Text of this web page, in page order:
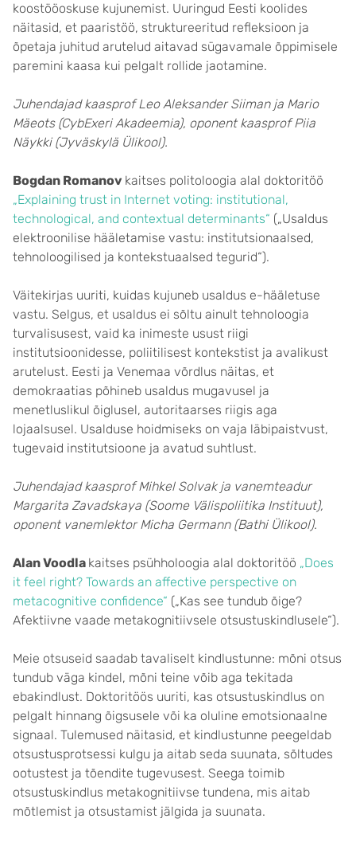
koostööoskuse kujunemist. Uuringud Eesti koolides
näitasid, et paaristöö, struktureeritud refleksioon ja
õpetaja juhitud arutelud aitavad sügavamale õppimisele
paremini kaasa kui pelgalt rollide jaotamine.
Juhendajad kaasprof Leo Aleksander Siiman ja Mario
Mäeots (CybExeri Akadeemia), oponent kaasprof Piia
Näykki (Jyväskylä Ülikool).
Bogdan Romanov kaitses politoloogia alal doktoritöö
„Explaining trust in Internet voting: institutional,
technological, and contextual determinants“ („Usaldus
elektroonilise hääletamise vastu: institutsionaalsed,
tehnoloogilised ja kontekstuaalsed tegurid“).
Väitekirjas uuriti, kuidas kujuneb usaldus e-hääletuse
vastu. Selgus, et usaldus ei sõltu ainult tehnoloogia
turvalisusest, vaid ka inimeste usust riigi
institutsioonidesse, poliitilisest kontekstist ja avalikust
arutelust. Eesti ja Venemaa võrdlus näitas, et
demokraatias põhineb usaldus mugavusel ja
menetluslikul õiglusel, autoritaarses riigis aga
lojaalsusel. Usalduse hoidmiseks on vaja läbipaistvust,
tugevaid institutsioone ja avatud suhtlust.
Juhendajad kaasprof Mihkel Solvak ja vanemteadur
Margarita Zavadskaya (Soome Välispoliitika Instituut),
oponent vanemlektor Micha Germann (Bathi Ülikool).
Alan Voodla kaitses psühholoogia alal doktoritöö „Does
it feel right? Towards an affective perspective on
metacognitive confidence“ („Kas see tundub õige?
Afektiivne vaade metakognitiivsele otsustuskindlusele“).
Meie otsuseid saadab tavaliselt kindlustunne: mõni otsus
tundub väga kindel, mõni teine võib aga tekitada
ebakindlust. Doktoritöös uuriti, kas otsustuskindlus on
pelgalt hinnang õigsusele või ka oluline emotsionaalne
signaal. Tulemused näitasid, et kindlustunne peegeldab
otsustusprotsessi kulgu ja aitab seda suunata, sõltudes
ootustest ja tõendite tugevusest. Seega toimib
otsustuskindlus metakognitiivse tundena, mis aitab
mõtlemist ja otsustamist jälgida ja suunata.